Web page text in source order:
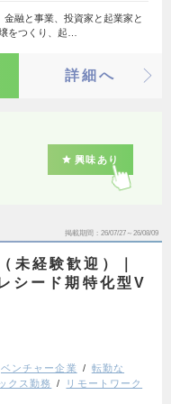
融と事業、投資家と起業家と
をつくり、起…
詳細へ
興味あり
掲載期間 26/07/27～26/08/09
未経験歓迎）｜
シード期特化型V
ベンチャー企業
転勤な
クス勤務
リモートワーク